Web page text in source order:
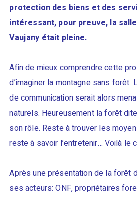
protection des biens et des
intéressant, pour preuve, la
Vaujany était pleine.
Afin de mieux comprendre cette
d’imaginer la montagne sans forêt.
de communication serait alors
naturels. Heureusement la forêt
son rôle. Reste à trouver les
reste à savoir l’entretenir… Voilà le
Après une présentation de la forêt
ses acteurs: ONF, propriétaires